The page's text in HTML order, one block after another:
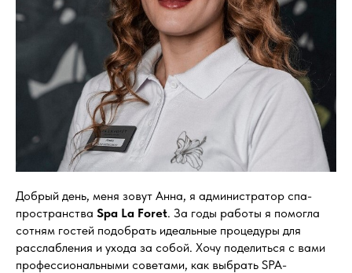
Добрый день, меня зовут Анна, я администратор спа-
пространства Spa La Foret. За годы работы я помогла
сотням гостей подобрать идеальные процедуры для
расслабления и ухода за собой. Хочу поделиться с вами
профессиональными советами, как выбрать SPA-